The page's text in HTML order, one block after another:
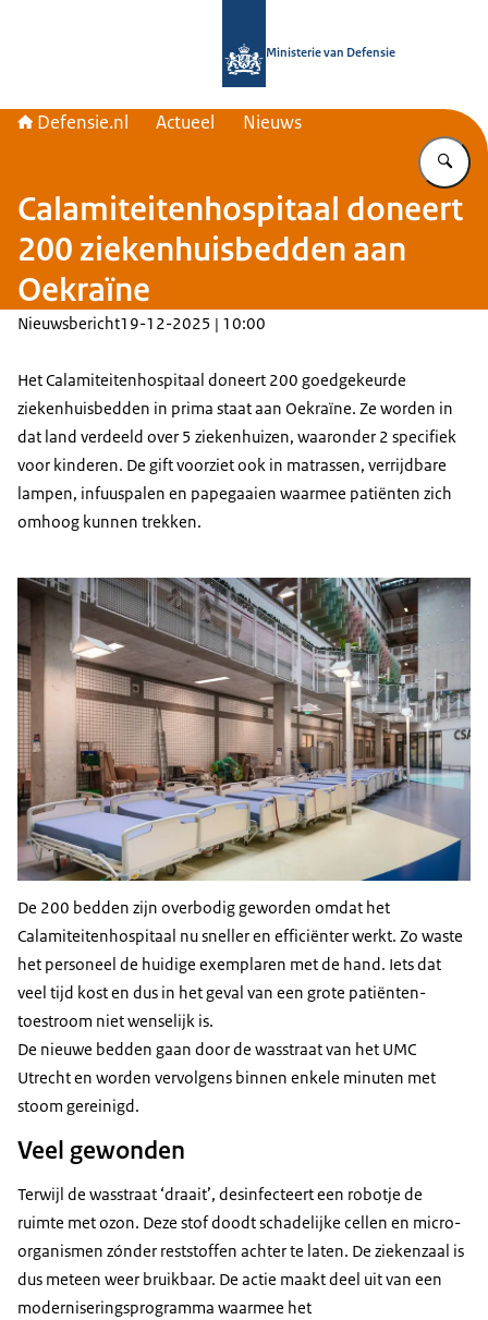
Ministerie van Defensie
Defensie.nl Actueel Nieuws
Calamiteitenhospitaal doneert
200 ziekenhuisbedden aan
Oekraïne
Nieuwsbericht19-12-2025 | 10:00
Het Calamiteitenhospitaal doneert 200 goedgekeurde
ziekenhuisbedden in prima staat aan Oekraïne. Ze worden in
dat land verdeeld over 5 ziekenhuizen, waaronder 2 specifiek
voor kinderen. De gift voorziet ook in matrassen, verrijdbare
lampen, infuuspalen en papegaaien waarmee patiënten zich
omhoog kunnen trekken.
De 200 bedden zijn overbodig geworden omdat het
Calamiteitenhospitaal nu sneller en efficiënter werkt. Zo waste
het personeel de huidige exemplaren met de hand. Iets dat
veel tijd kost en dus in het geval van een grote patiënten-
toestroom niet wenselijk is.
De nieuwe bedden gaan door de wasstraat van het UMC
Utrecht en worden vervolgens binnen enkele minuten met
stoom gereinigd.
Veel gewonden
Terwijl de wasstraat ‘draait’, desinfecteert een robotje de
ruimte met ozon. Deze stof doodt schadelijke cellen en micro-
organismen zónder reststoffen achter te laten. De ziekenzaal is
dus meteen weer bruikbaar. De actie maakt deel uit van een
moderniseringsprogramma waarmee het